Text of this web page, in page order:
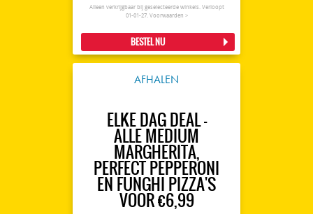
Alleen verkrijgbaar bij geselecteerde winkels. Verloopt
01-01-27. Voorwaarden >
BESTEL NU
AFHALEN
ELKE DAG DEAL -
ALLE MEDIUM
MARGHERITA,
PERFECT PEPPERONI
EN FUNGHI PIZZA'S
VOOR €6,99